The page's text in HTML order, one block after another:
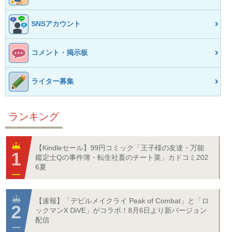
SNSアカウント
コメント・掲示板
ライター募集
ランキング
【Kindleセール】99円コミック「王子様の友達・万能
鑑定士Qの事件簿・転生社畜のチート菜」カドコミ202
6夏
【速報】「デビルメイクライ Peak of Combat」と「ロ
ックマンX DiVE」がコラボ！8月6日より新バージョン
配信